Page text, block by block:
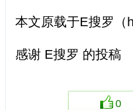
本文原载于E搜罗（
感谢 E搜罗 的投稿
0